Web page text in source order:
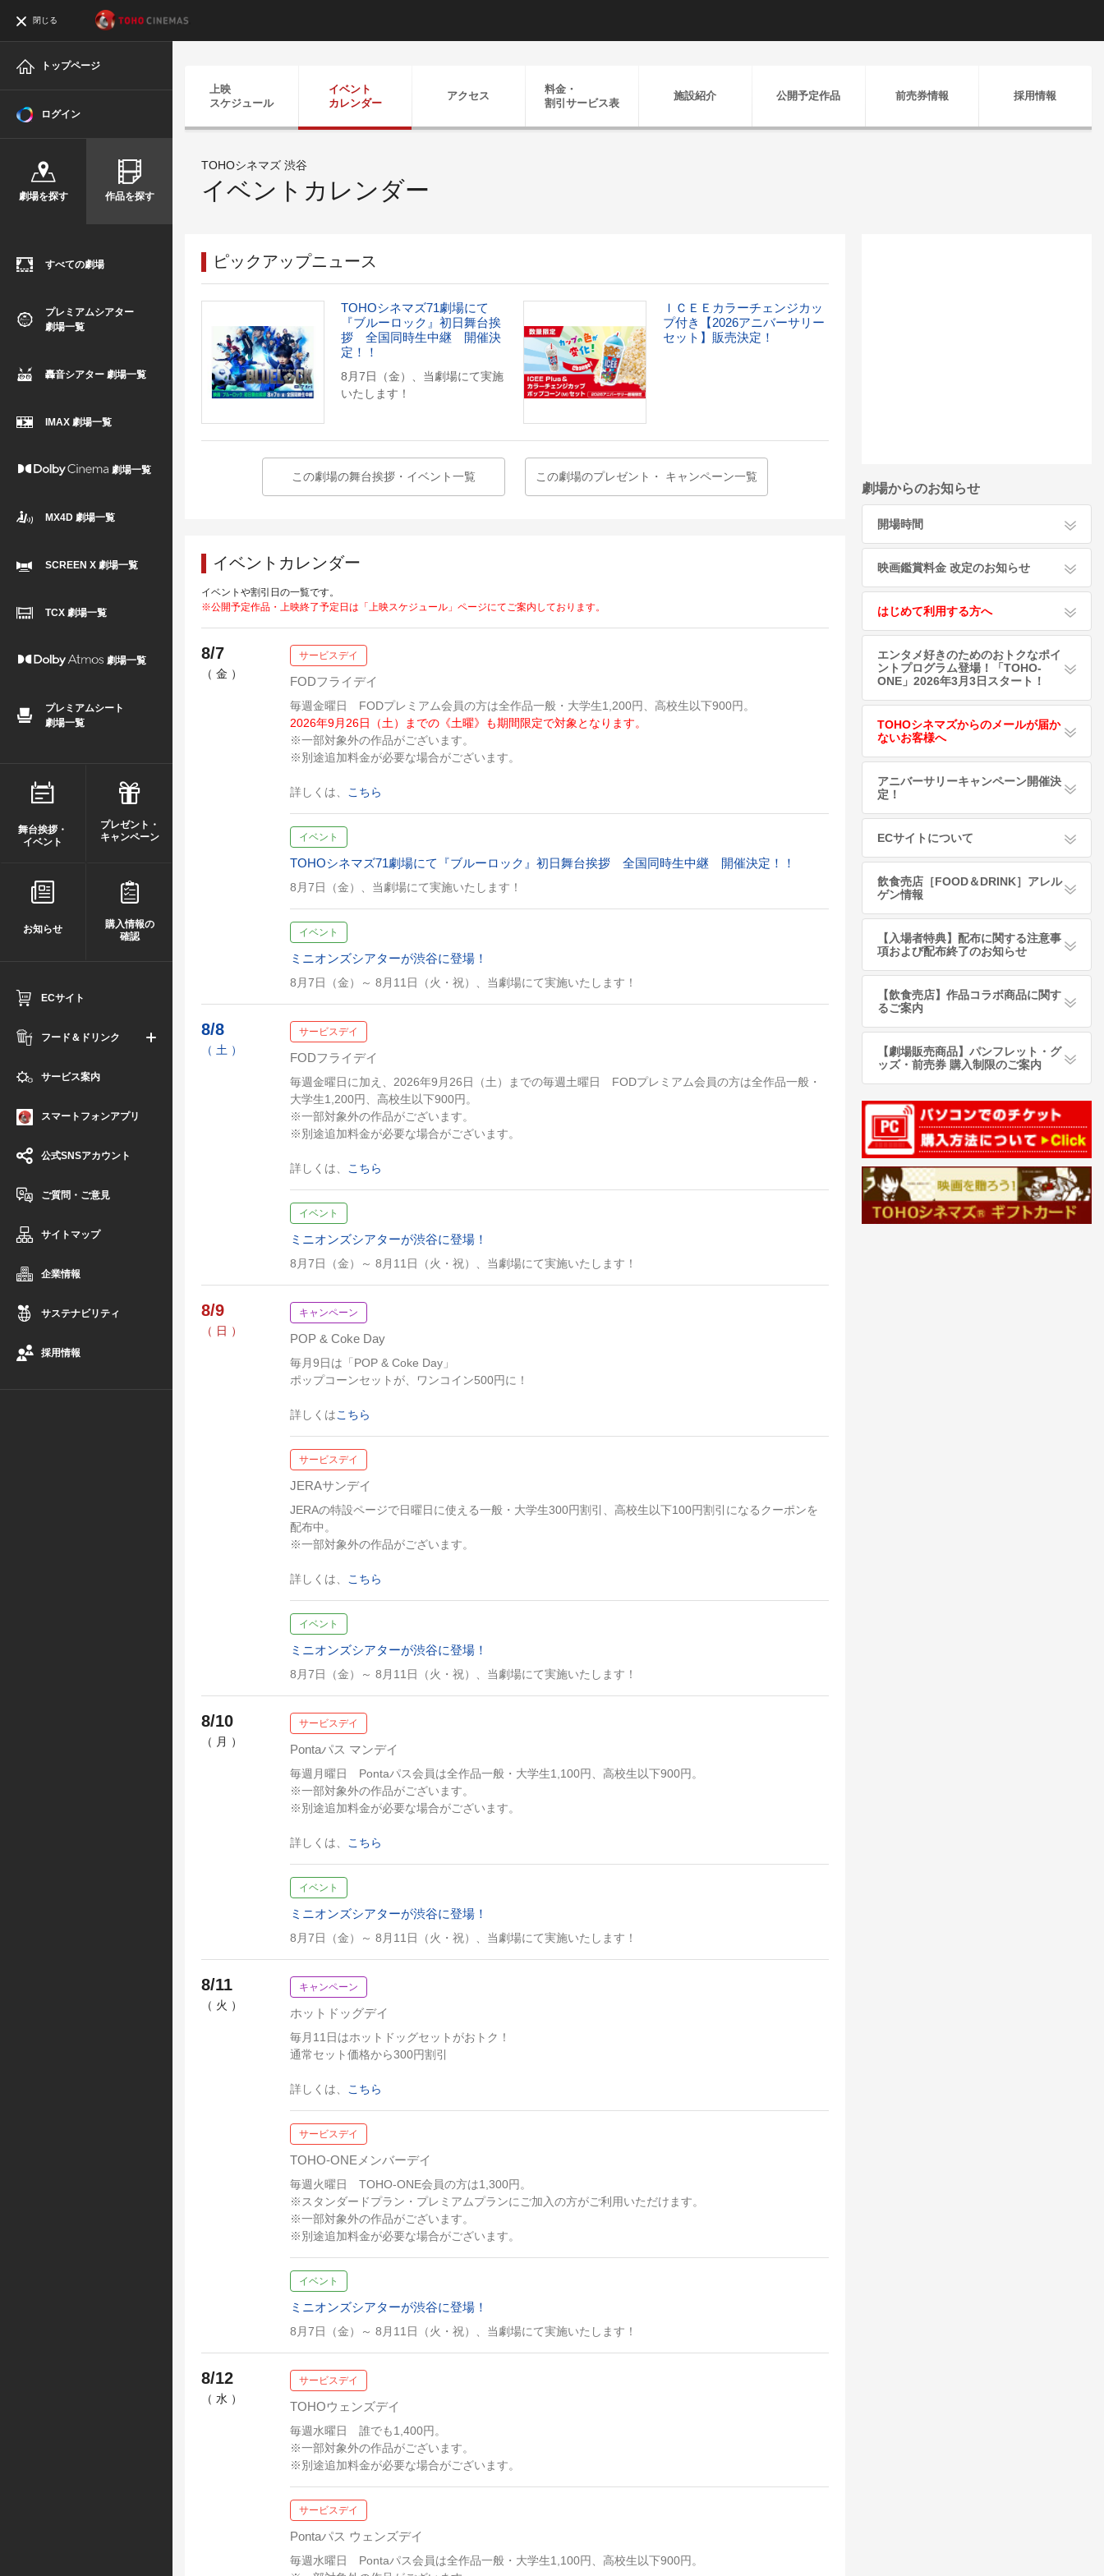
閉じる
トップページ
ログイン
劇場を探す 作品を探す
すべての劇場
プレミアムシアター
劇場一覧
轟音シアター 劇場一覧
IMAX 劇場一覧
劇場一覧
MX4D 劇場一覧
SCREEN X 劇場一覧
TCX 劇場一覧
劇場一覧
プレミアムシート
劇場一覧
舞台挨拶・
イベント
プレゼント・
キャンペーン
お知らせ
購入情報の
確認
ECサイト
フード＆ドリンク
サービス案内
スマートフォンアプリ
公式SNSアカウント
ご質問・ご意見
サイトマップ
企業情報
サステナビリティ
採用情報
上映
スケジュール
イベント
カレンダー
アクセス
料金・
割引 サービス表
施設紹介 公開予定作品 前売券情報 採用情報
TOHOシネマズ 渋谷
イベントカレンダー
ピックアップニュース
TOHOシネマズ71劇場にて
『ブルーロック』初日舞台挨
拶 全国同時生中継 開催決
定！！
8月7日（金）、当劇場にて実施
いたします！
ＩＣＥＥカラーチェンジカッ
プ付き【2026アニバーサリー
セット】販売決定！
この劇場の舞台挨拶・イベント一覧 この劇場のプレゼント・ キャンペーン一覧
イベントカレンダー
イベントや割引日の一覧です。
※公開予定作品・上映終了予定日は「上映スケジュール」ページにてご案内しております。
8/7
（ 金 ）
サービスデイ
FODフライデイ
毎週金曜日 FODプレミアム会員の方は全作品一般・大学生1,200円、高校生以下900円。
2026年9月26日（土）までの《土曜》も期間限定で対象となります。
※一部対象外の作品がございます。
※別途追加料金が必要な場合がございます。
詳しくは、 こちら
イベント
TOHOシネマズ71劇場にて『ブルーロック』初日舞台挨拶 全国同時生中継 開催決定！！
8月7日（金）、当劇場にて実施いたします！
イベント
ミニオンズシアターが渋谷に登場！
8月7日（金）～ 8月11日（火・祝）、当劇場にて実施いたします！
8/8
（ 土 ）
サービスデイ
FODフライデイ
毎週金曜日に加え、2026年9月26日（土）までの毎週土曜日 FODプレミアム会員の方は全作品一般・
大学生1,200円、高校生以下900円。
※一部対象外の作品がございます。
※別途追加料金が必要な場合がございます。
詳しくは、 こちら
イベント
ミニオンズシアターが渋谷に登場！
8月7日（金）～ 8月11日（火・祝）、当劇場にて実施いたします！
8/9
（ 日 ）
キャンペーン
POP & Coke Day
毎月9日は「POP & Coke Day」
ポップコーンセットが、ワンコイン500円に！
詳しくはこちら
サービスデイ
JERAサンデイ
JERAの特設ページで日曜日に使える一般・大学生300円割引、高校生以下100円割引になるクーポンを
配布中。
※一部対象外の作品がございます。
詳しくは、 こちら
イベント
ミニオンズシアターが渋谷に登場！
8月7日（金）～ 8月11日（火・祝）、当劇場にて実施いたします！
8/10
（ 月 ）
サービスデイ
Pontaパス マンデイ
毎週月曜日 Pontaパス会員は全作品一般・大学生1,100円、高校生以下900円。
※一部対象外の作品がございます。
※別途追加料金が必要な場合がございます。
詳しくは、 こちら
イベント
ミニオンズシアターが渋谷に登場！
8月7日（金）～ 8月11日（火・祝）、当劇場にて実施いたします！
8/11
（ 火 ）
キャンペーン
ホットドッグデイ
毎月11日はホットドッグセットがおトク！
通常セット価格から300円割引
詳しくは、 こちら
サービスデイ
TOHO-ONEメンバーデイ
毎週火曜日 TOHO-ONE会員の方は1,300円。
※スタンダードプラン・プレミアムプランにご加入の方がご利用いただけます。
※一部対象外の作品がございます。
※別途追加料金が必要な場合がございます。
イベント
ミニオンズシアターが渋谷に登場！
8月7日（金）～ 8月11日（火・祝）、当劇場にて実施いたします！
8/12
（ 水 ）
サービスデイ
TOHOウェンズデイ
毎週水曜日 誰でも1,400円。
※一部対象外の作品がございます。
※別途追加料金が必要な場合がございます。
サービスデイ
Pontaパス ウェンズデイ
毎週水曜日 Pontaパス会員は全作品一般・大学生1,100円、高校生以下900円。
劇場からのお知らせ
開場時間
映画鑑賞料金 改定のお知らせ
はじめて利用する方へ
エンタメ好きのためのおトクなポイ
ントプログラム登場！「TOHO-
ONE」2026年3月3日スタート！
TOHOシネマズからのメールが届か
ないお客様へ
アニバーサリーキャンペーン開催決
定！
ECサイトについて
飲食売店［FOOD＆DRINK］アレル
ゲン情報
【入場者特典】配布に関する注意事
項および配布終了のお知らせ
【飲食売店】作品コラボ商品に関す
るご案内
【劇場販売商品】パンフレット・グ
ッズ・前売券 購入制限のご案内